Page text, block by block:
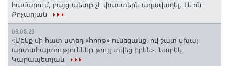
համարում, բայց պետք չէ փաստերն աղավաղել. Լևոն
Քոչարյան
08.05.26
«Մենք մի հատ ստեղ «հորթ» ունեցանք, ով շատ սխալ
արտահայտություններ թույլ տվեց իրեն». Նարեկ
Կարապետյան